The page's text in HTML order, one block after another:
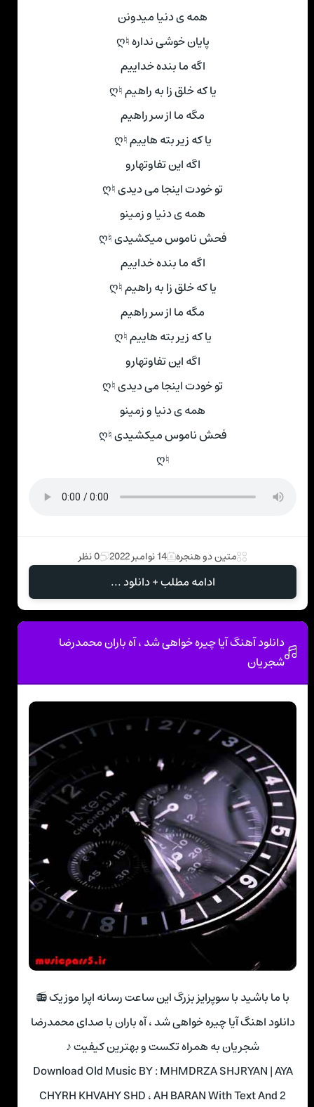
همه ی دنیا میدونن
پایان خوشی نداره ♮ღ
اگه ما بنده خداییم
یا که خلق زا به راهیم ♮ღ
مگه ما از سر راهیم
یا که زیر بته هاییم ♮ღ
اگه این تفاوتهارو
تو خودت اینجا می دیدی ♮ღ
همه ی دنیا و زمینو
فحش ناموس میکشیدی ♮ღ
اگه ما بنده خداییم
یا که خلق زا به راهیم ♮ღ
مگه ما از سر راهیم
یا که زیر بته هاییم ♮ღ
اگه این تفاوتهارو
تو خودت اینجا می دیدی ♮ღ
همه ی دنیا و زمینو
فحش ناموس میکشیدی ♮ღ
♮ღ
متین دو هنجره 14 نوامبر 2022 0 نظر
ادامه مطلب + دانلود ...
دانلود آهنگ آیا چیره خواهی شد ، آه باران محمدرضا
شجریان
با ما باشید با سوپرایز بزرگ این ساعت رسانه اپرا موزیک 📻
دانلود اهنگ آیا چیره خواهی شد ، آه باران با صدای محمدرضا
شجریان به همراه تکست و بهترین کیفیت ♪
Download Old Music BY : MHMDRZA SHJRYAN | AYA
CHYRH KHVAHY SHD ، AH BARAN With Text And 2